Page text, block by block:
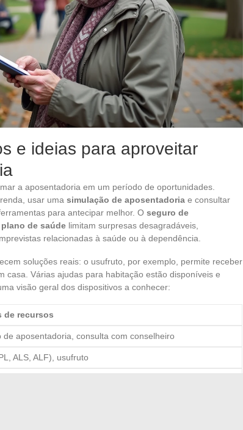
e ideias para aproveitar
a aposentadoria em um período de oportunidades.
usar uma simulação de aposentadoria e consultar
para antecipar melhor. O seguro de
plano de saúde limitam surpresas desagradáveis,
relacionadas à saúde ou à dependência.
soluções reais: o usufruto, por exemplo, permite receber
casa. Várias ajudas para habitação estão disponíveis e
visão geral dos dispositivos a conhecer:
de recursos
de aposentadoria, consulta com conselheiro
ALS, ALF), usufruto